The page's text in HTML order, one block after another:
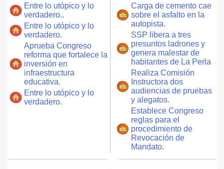
Entre lo utópico y lo
verdadero..
Entre lo utópico y lo
verdadero.
Aprueba Congreso
reforma que fortalece la
inversión en
infraestructura
educativa.
Entre lo utópico y lo
verdadero.
Carga de cemento cae
sobre el asfalto en la
autopista.
SSP libera a tres
presuntos ladrones y
genera malestar de
habitantes de La Perla
Realiza Comisión
Instructora dos
audiencias de pruebas
y alegatos.
Establece Congreso
reglas para el
procedimiento de
Revocación de
Mandato.